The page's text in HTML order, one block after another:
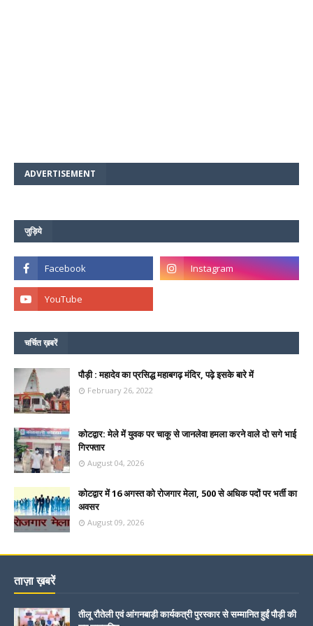
ADVERTISEMENT
जुड़िये
चर्चित ख़बरें
पौड़ी : महादेव का प्रसिद्ध महाबगढ़ मंदिर, पढ़े इसके बारे में
February 26, 2022
कोटद्वार: मेले में युवक पर चाकू से जानलेवा हमला करने वाले दो सगे भाई
गिरफ्तार
August 04, 2026
कोटद्वार में 16 अगस्त को रोजगार मेला, 500 से अधिक पदों पर भर्ती का
अवसर
August 09, 2026
ताज़ा ख़बरें
तीलू रौतेली एवं आंगनबाड़ी कार्यकत्री पुरस्कार से सम्मानित हुईं पौड़ी की